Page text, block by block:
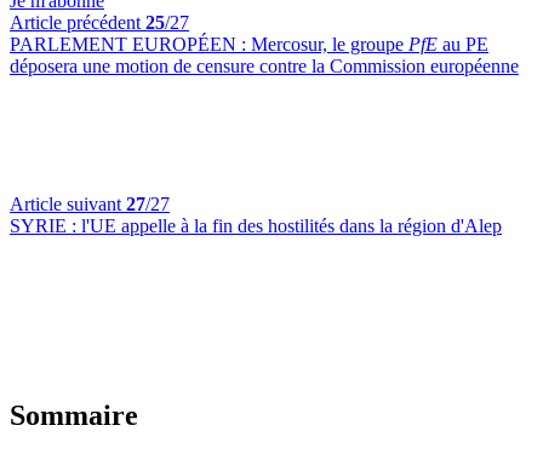
Article précédent 25/27
PARLEMENT EUROPÉEN : Mercosur, le groupe PfE au PE
déposera une motion de censure contre la Commission européenne
Article suivant 27/27
SYRIE : l'UE appelle à la fin des hostilités dans la région d'Alep
Sommaire